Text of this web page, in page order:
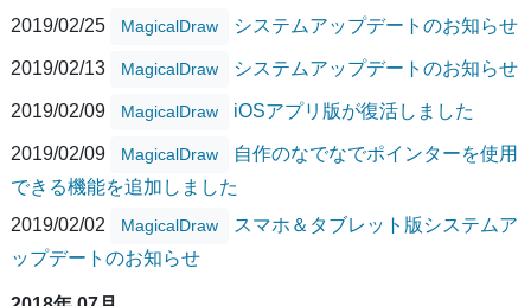
2019/02/25
MagicalDraw システムアップデートのお知らせ
2019/02/13 MagicalDraw システムアップデートのお知らせ
2019/02/09 MagicalDraw iOSアプリ版が復活しました
2019/02/09 MagicalDraw
自作のなでなでポインターを使用
できる機能を追加しました
2019/02/02
MagicalDraw
スマホ＆タブレット版システムア
ップデートのお知らせ